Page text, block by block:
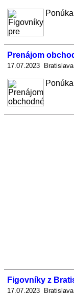
Prenájom
17.07.2023 Bratislava
Figovníky z
17.07.2023 Bratislava